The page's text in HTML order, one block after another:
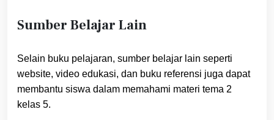
Sumber Belajar Lain
Selain buku pelajaran, sumber belajar lain seperti
website, video edukasi, dan buku referensi juga dapat
membantu siswa dalam memahami materi tema 2
kelas 5.